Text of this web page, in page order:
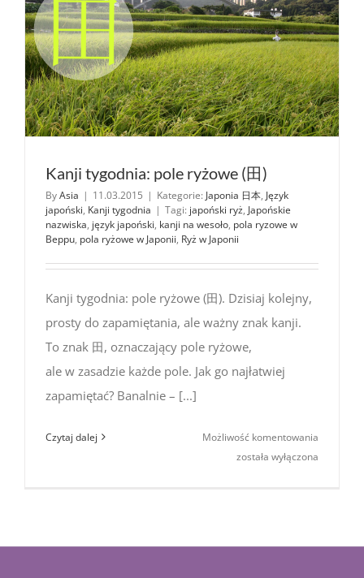
Kanji tygodnia: pole ryżowe (田)
ByAsia | 11.03.2015 | Kategorie: Japonia 日本, Język
japoński, Kanji tygodnia | Tagi: japoński ryż, Japońskie
nazwiska, język japoński, kanji na wesoło, pola ryzowe w
Beppu, pola ryżowe w Japonii, Ryż w Japonii
Kanji tygodnia: pole ryżowe (田). Dzisiaj kolejny,
prosty do zapamiętania, ale ważny znak kanji.
To znak 田, oznaczający pole ryżowe,
ale w zasadzie każde pole. Jak go najłatwiej
zapamiętać? Banalnie – [...]
Czytaj dalej Możliwość komentowania
została wyłączona